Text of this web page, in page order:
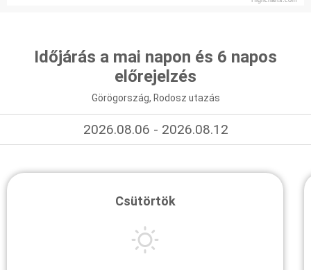
Időjárás a mai napon és 6 napos
előrejelzés
Görögország, Rodosz utazás
2026.08.06 - 2026.08.12
Csütörtök